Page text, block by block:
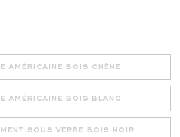
américaine bois chêne
américaine bois blanc
sous verre bois noir